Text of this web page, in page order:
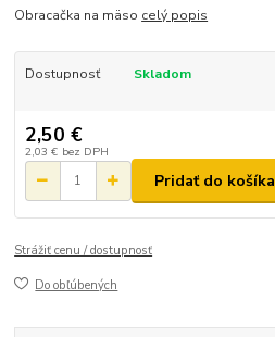
Obracačka na mäso celý popis
Dostupnosť Skladom
2,50 €
2,03 € bez DPH
Pridať do košíka
Strážiť cenu / dostupnosť
Do obľúbených